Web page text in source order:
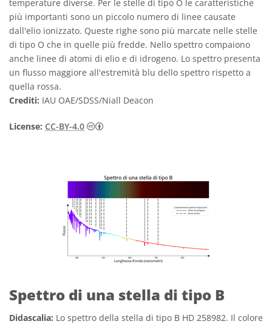
temperature diverse. Per le stelle di tipo O le caratteristiche
più importanti sono un piccolo numero di linee causate
dall'elio ionizzato. Queste righe sono più marcate nelle stelle
di tipo O che in quelle più fredde. Nello spettro compaiono
anche linee di atomi di elio e di idrogeno. Lo spettro presenta
un flusso maggiore all'estremità blu dello spettro rispetto a
quella rossa.
Crediti: IAU OAE/SDSS/Niall Deacon
License: CC-BY-4.0 Creative Commons Attribuzione 4.0
Spettro di una stella di tipo B
Didascalia: Lo spettro della stella di tipo B HD 258982. Il colore